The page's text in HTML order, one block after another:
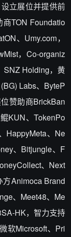
立展位并提供前
TON Foundatio
、Umy.com，
，Co-organiz
SNZ Holding，黄
Labs、ByteP
赞助商BrickBan
KUN、TokenPo
HappyMeta、Ne
、Bitjungle、F
、Next
Animoca Brand
、Meet48、Me
HK，智力支持
软Microsoft、Pri